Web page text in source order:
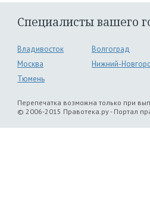
Специалисты вашего
Владивосток
Волгоград
Москва
Нижний-
Тюмень
Перепечатка возможна только при
© 2006-2015 Правотека.ру - Портал